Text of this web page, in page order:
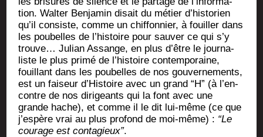
tion. Wal­ter Ben­ja­min disait du métier d’his­to­rien
qu’il consiste, comme un chif­fon­nier, à fouiller dans
les pou­belles de l’his­toire pour sau­ver ce qui s’y
trouve… Julian Assange, en plus d’être le jour­na­
liste le plus pri­mé de l’his­toire contem­po­raine,
fouillant dans les pou­belles de nos gou­ver­ne­ments,
est un fai­seur d’His­toire avec un grand “H” (à l’en­
contre de nos diri­geants qui la font avec une
grande hache), et comme il le dit lui-même (ce que
j’es­père vrai au plus pro­fond de moi-même) : “Le
cou­rage est conta­gieux”.